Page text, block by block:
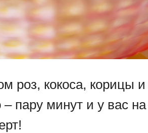
роз, кокоса, корицы и
– пару минут и у вас